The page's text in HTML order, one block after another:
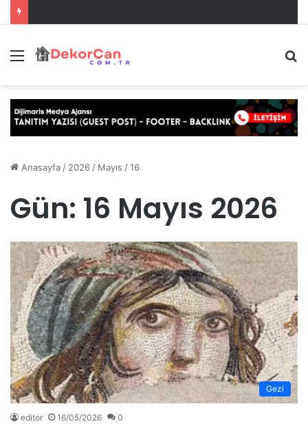
Menü
...
Anasayfa / 2026 / Mayıs /16
Gün: 16 Mayıs 2026
Gezi
editor 16/05/2026 0